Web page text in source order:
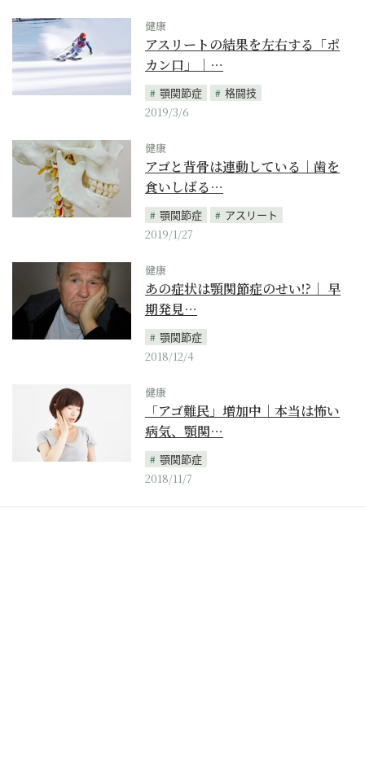
健康
アスリートの結果を左右する「ポ
カン口」｜…
顎関節症
格闘技
2019/3/6
健康
アゴと背骨は連動している｜歯を
食いしばる…
顎関節症
アスリート
2019/1/27
健康
あの症状は顎関節症のせい!?｜ 早
期発見…
顎関節症
2018/12/4
健康
「アゴ難民」増加中｜本当は怖い
病気、顎関…
顎関節症
2018/11/7